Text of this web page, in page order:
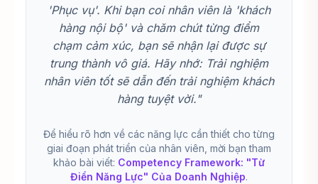
'Phục vụ'. Khi bạn coi nhân viên là 'khách
hàng nội bộ' và chăm chút từng điểm
chạm cảm xúc, bạn sẽ nhận lại được sự
trung thành vô giá. Hãy nhớ: Trải nghiệm
nhân viên tốt sẽ dẫn đến trải nghiệm khách
hàng tuyệt vời."
Để hiểu rõ hơn về các năng lực cần thiết cho từng
giai đoạn phát triển của nhân viên, mời bạn tham
khảo bài viết: Competency Framework: "Từ
Điển Năng Lực" Của Doanh Nghiệp.